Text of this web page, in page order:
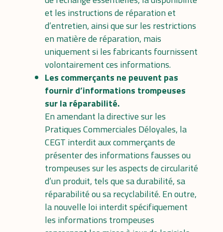
et les instructions de réparation et
d’entretien, ainsi que sur les restrictions
en matière de réparation, mais
uniquement si les fabricants fournissent
volontairement ces informations.
Les commerçants ne peuvent pas
fournir d’informations trompeuses
sur la réparabilité.
En amendant la directive sur les
Pratiques Commerciales Déloyales, la
CEGT interdit aux commerçants de
présenter des informations fausses ou
trompeuses sur les aspects de circularité
d’un produit, tels que sa durabilité, sa
réparabilité ou sa recyclabilité. En outre,
la nouvelle loi interdit spécifiquement
les informations trompeuses